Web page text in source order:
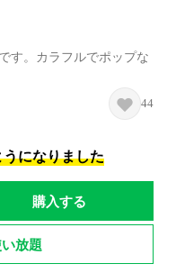
す。カラフルでポップな
44
になりました
購入する
放題